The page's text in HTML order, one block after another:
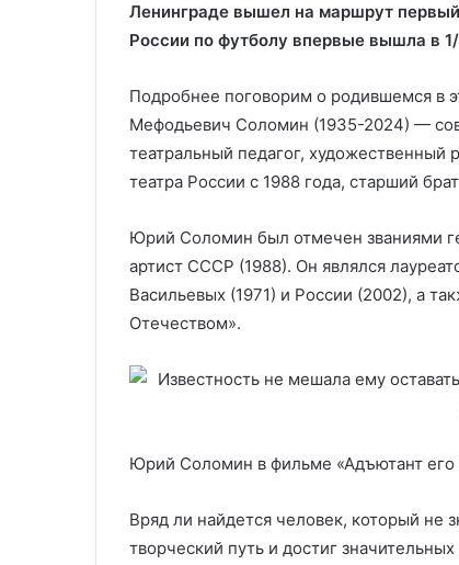
Ленинграде вышел на маршрут
России по футболу впервые вышла в
Подробнее поговорим о родившемся в
Мефодьевич Соломин (1935-2024) —
театральный педагог, художественный
театра России с 1988 года, старший
Юрий Соломин был отмечен званиями
артист СССР (1988). Он являлся
Васильевых (1971) и России (2002), а
Отечеством».
Юрий Соломин в фильме «Адъютант его
Вряд ли найдется человек, который
творческий путь и достиг